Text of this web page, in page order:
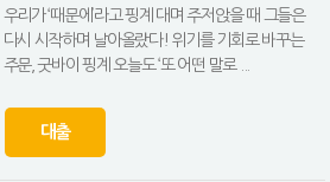
우리가 ‘때문에’라고 핑계 대며 주저앉을 때 그들은
다시 시작하며 날아올랐다! 위기를 기회로 바꾸는
주문, 굿바이 핑계 오늘도 ‘또 어떤 말로 ...
대출